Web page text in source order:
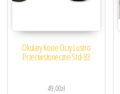
Okulary Kocie Oczy Lustro
Przeciwsłoneczne Std-83
49,00zł